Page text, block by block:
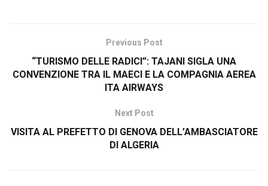
Previous Post
“TURISMO DELLE RADICI”: TAJANI SIGLA UNA
CONVENZIONE TRA IL MAECI E LA COMPAGNIA AEREA
ITA AIRWAYS
Next Post
VISITA AL PREFETTO DI GENOVA DELL’AMBASCIATORE
DI ALGERIA